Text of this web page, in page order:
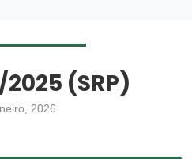
2025 (SRP)
2026